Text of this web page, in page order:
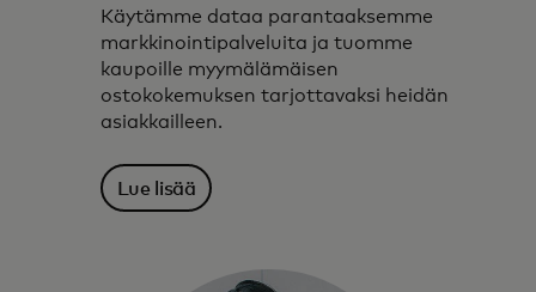
Käytämme dataa parantaaksemme
markkinointipalveluita ja tuomme
kaupoille myymälämäisen
ostokokemuksen tarjottavaksi heidän
asiakkailleen.
Lue lisää